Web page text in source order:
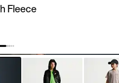
Fleece